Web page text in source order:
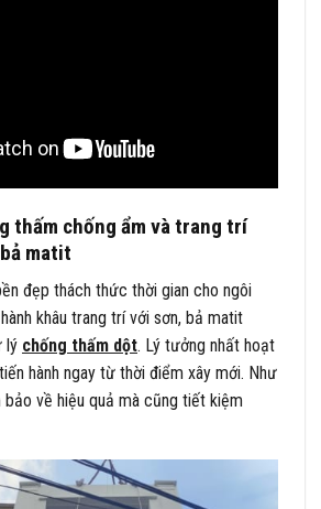
thấm chống ẩm và trang trí
matit
đẹp thách thức thời gian cho ngôi
khâu trang trí với sơn, bả matit
lý chống thấm dột. Lý tưởng nhất hoạt
hành ngay từ thời điểm xây mới. Như
về hiệu quả mà cũng tiết kiệm